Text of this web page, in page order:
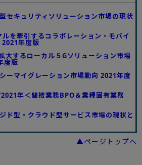
セキュリティソリューション市場の現状
を牽引するコラボレーション・モバイ
年度版
大するローカル５Gソリューション市場
度版
ーマイグレーション市場動向 2021年度
年＜間接業務BPO＆業種固有業務
ド型・クラウド型サービス市場の現状と
▲ページトップへ